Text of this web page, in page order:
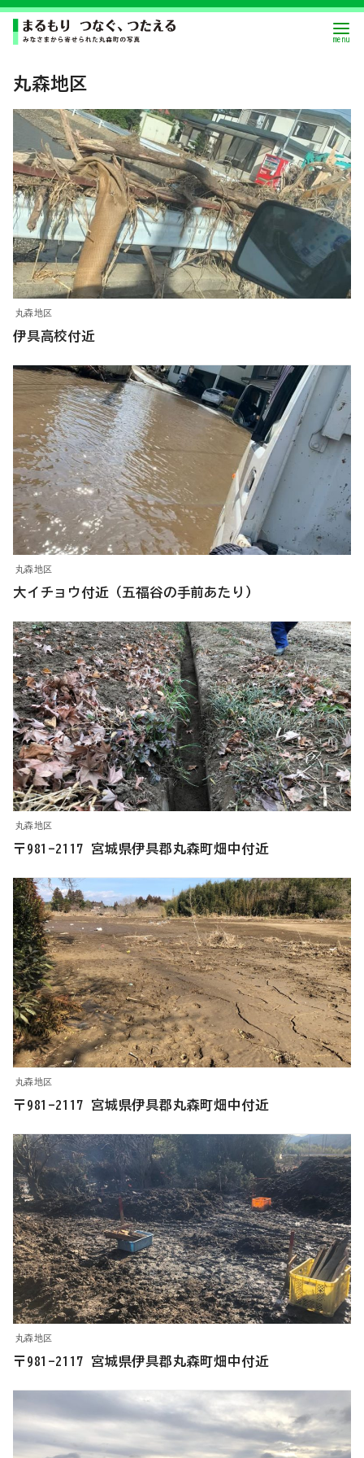
丸森地区
丸森地区
伊具高校付近
丸森地区
大イチョウ付近（五福谷の手前あたり）
丸森地区
〒981-2117 宮城県伊具郡丸森町畑中付近
丸森地区
〒981-2117 宮城県伊具郡丸森町畑中付近
丸森地区
〒981-2117 宮城県伊具郡丸森町畑中付近